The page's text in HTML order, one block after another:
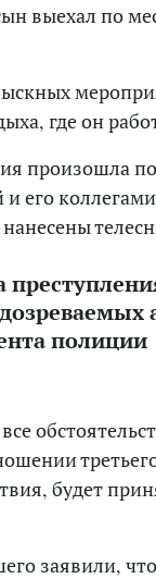
выехал по
где он
произошла
его
полиции
будет
заявили,